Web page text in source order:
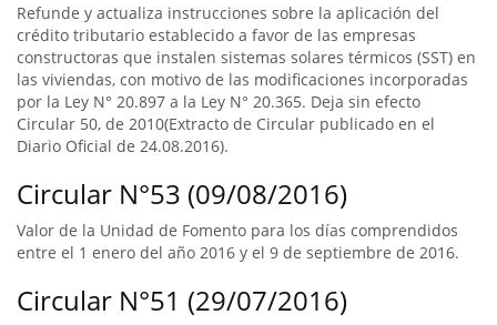
Refunde y actualiza instrucciones sobre la aplicación del
crédito tributario establecido a favor de las empresas
constructoras que instalen sistemas solares térmicos (SST) en
las viviendas, con motivo de las modificaciones incorporadas
por la Ley N° 20.897 a la Ley N° 20.365. Deja sin efecto
Circular 50, de 2010(Extracto de Circular publicado en el
Diario Oficial de 24.08.2016).
Circular N°53 (09/08/2016)
Valor de la Unidad de Fomento para los días comprendidos
entre el 1 enero del año 2016 y el 9 de septiembre de 2016.
Circular N°51 (29/07/2016)